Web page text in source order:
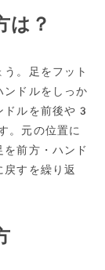
は？
。足をフット
ンドルをしっか
ドルを前後や3
。元の位置に
前方・ハンド
戻すを繰り返